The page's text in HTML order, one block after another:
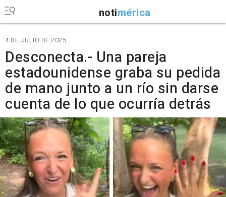
notimérica
4 DE JULIO DE 2025
Desconecta.- Una pareja
estadounidense graba su pedida
de mano junto a un río sin darse
cuenta de lo que ocurría detrás